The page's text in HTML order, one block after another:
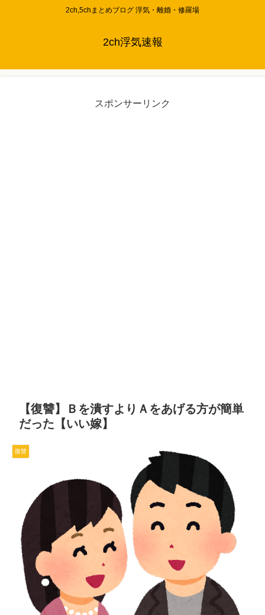
2ch,5chまとめブログ 浮気・離婚・修羅場
2ch浮気速報
スポンサーリンク
【復讐】Ｂを潰すよりＡをあげる方が簡単
だった【いい嫁】
復讐